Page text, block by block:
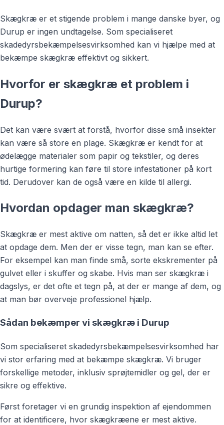
Skægkræ er et stigende problem i mange danske byer, og
Durup er ingen undtagelse. Som specialiseret
skadedyrsbekæmpelsesvirksomhed kan vi hjælpe med at
bekæmpe skægkræ effektivt og sikkert.
Hvorfor er skægkræ et problem i
Durup?
Det kan være svært at forstå, hvorfor disse små insekter
kan være så store en plage. Skægkræ er kendt for at
ødelægge materialer som papir og tekstiler, og deres
hurtige formering kan føre til store infestationer på kort
tid. Derudover kan de også være en kilde til allergi.
Hvordan opdager man skægkræ?
Skægkræ er mest aktive om natten, så det er ikke altid let
at opdage dem. Men der er visse tegn, man kan se efter.
For eksempel kan man finde små, sorte ekskrementer på
gulvet eller i skuffer og skabe. Hvis man ser skægkræ i
dagslys, er det ofte et tegn på, at der er mange af dem, og
at man bør overveje professionel hjælp.
Sådan bekæmper vi skægkræ i Durup
Som specialiseret skadedyrsbekæmpelsesvirksomhed har
vi stor erfaring med at bekæmpe skægkræ. Vi bruger
forskellige metoder, inklusiv sprøjtemidler og gel, der er
sikre og effektive.
Først foretager vi en grundig inspektion af ejendommen
for at identificere, hvor skægkræene er mest aktive.